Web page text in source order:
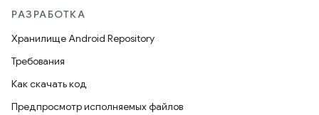
РАЗРАБОТКА
Хранилище Android Repository
Требования
Как скачать код
Предпросмотр исполняемых файлов